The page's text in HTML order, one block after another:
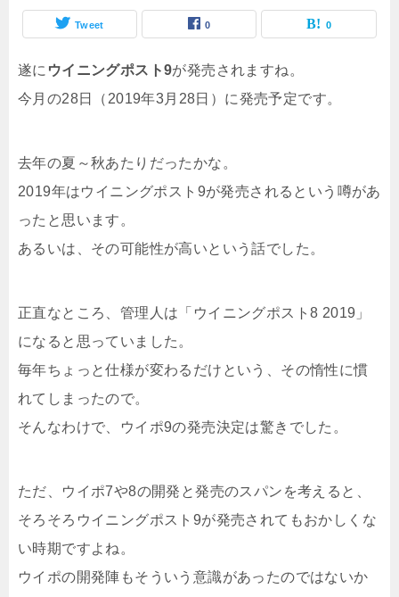
Tweet 0 0
遂に ウイニングポスト9が発売されますね。
今月の28日（2019年3月28日）に発売予定です。
去年の夏～秋あたりだったかな。
2019年はウイニングポスト9が発売されるという噂があ
ったと思います。
あるいは、その可能性が高いという話でした。
正直なところ、管理人は「ウイニングポスト8 2019」
になると思っていました。
毎年ちょっと仕様が変わるだけという、その惰性に慣
れてしまったので。
そんなわけで、ウイポ9の発売決定は驚きでした。
ただ、ウイポ7や8の開発と発売のスパンを考えると、
そろそろウイニングポスト9が発売されてもおかしくな
い時期ですよね。
ウイポの開発陣もそういう意識があったのではないか